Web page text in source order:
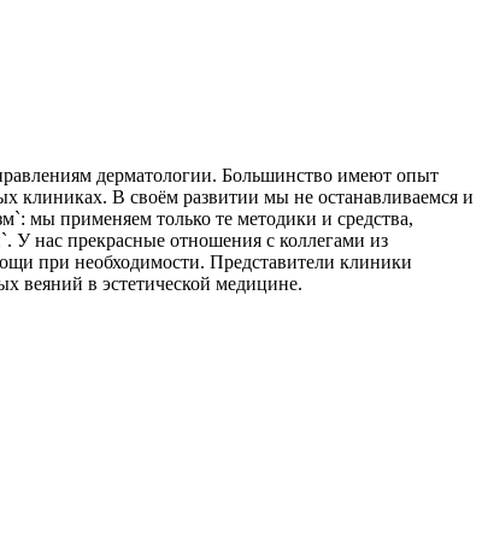
дерматологии. Большинство имеют опыт
клиниках. В своём развитии мы не останавливаемся и
мы применяем только те методики и средства,
У нас прекрасные отношения с коллегами из
при необходимости. Представители клиники
веяний в эстетической медицине.